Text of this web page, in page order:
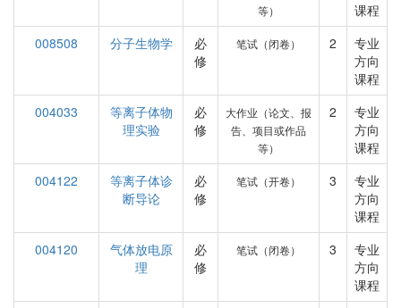
等）
课程
008508
分子生物学
必
修
笔试（闭卷） 2
专业
方向
课程
004033
等离子体物
理实验
必
修
大作业（论文、报
告、项目或作品
等）
2
专业
方向
课程
004122
等离子体诊
断导论
必
修
笔试（开卷） 3
专业
方向
课程
004120
气体放电原
理
必
修
笔试（闭卷） 3
专业
方向
课程